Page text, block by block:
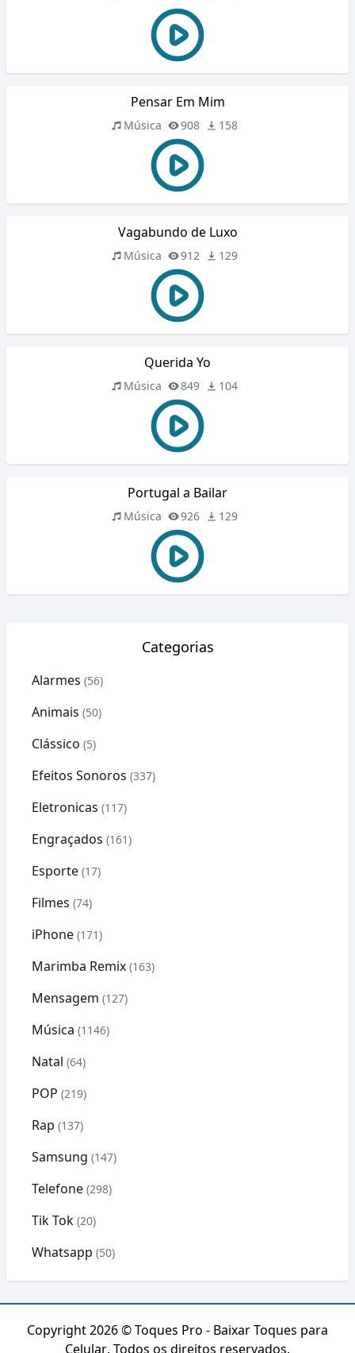
Pensar Em Mim
Música 908 158
Vagabundo de Luxo
Música 912 129
Querida Yo
Música 849 104
Portugal a Bailar
Música 926 129
Categorias
Alarmes (56)
Animais (50)
Clássico (5)
Efeitos Sonoros (337)
Eletronicas (117)
Engraçados (161)
Esporte (17)
Filmes (74)
iPhone (171)
Marimba Remix (163)
Mensagem (127)
Música (1146)
Natal (64)
POP (219)
Rap (137)
Samsung (147)
Telefone (298)
Tik Tok (20)
Whatsapp (50)
Copyright 2026 ©Toques Pro - Baixar Toques para
Celular. Todos os direitos reservados.